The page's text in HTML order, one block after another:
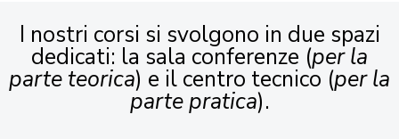
I nostri corsi si svolgono in due spazi
dedicati: la sala conferenze (per la
parte teorica) e il centro tecnico (per la
parte pratica).